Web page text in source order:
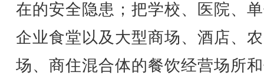
在的安全隐患；把学校、医院、
企业食堂以及大型商场、酒店、
场、商住混合体的餐饮经营场所